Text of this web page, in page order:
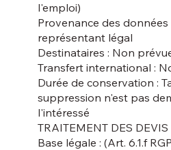
l'emploi)
Provenance des données
représentant légal
Destinataires : Non
Transfert international :
Durée de conservation :
suppression n'est pas
l'intéressé
TRAITEMENT DES DEVIS
Base légale : (Art. 6.1.f